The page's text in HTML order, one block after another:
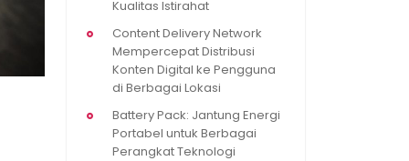
Kualitas Istirahat
Content Delivery Network
Mempercepat Distribusi
Konten Digital ke Pengguna
di Berbagai Lokasi
Battery Pack: Jantung Energi
Portabel untuk Berbagai
Perangkat Teknologi